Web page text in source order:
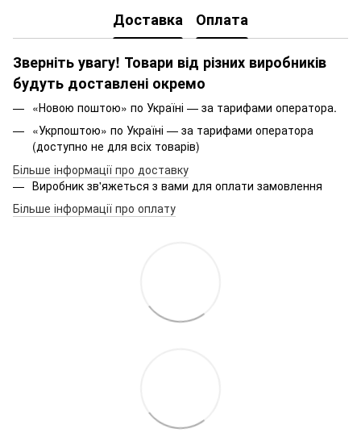
Доставка Оплата
Зверніть увагу! Товари від різних виробників
будуть доставлені окремо
«Новою поштою» по Україні — за тарифами оператора.
«Укрпоштою» по Україні — за тарифами оператора
(доступно не для всіх товарів)
Більше інформації про доставку
Виробник зв'яжеться з вами для оплати замовлення
Більше інформації про оплату